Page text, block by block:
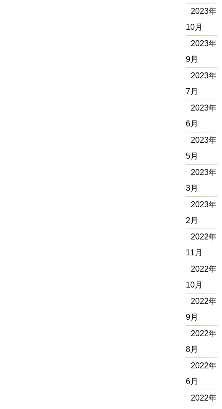
2023年
10月
2023年
9月
2023年
7月
2023年
6月
2023年
5月
2023年
3月
2023年
2月
2022年
11月
2022年
10月
2022年
9月
2022年
8月
2022年
6月
2022年